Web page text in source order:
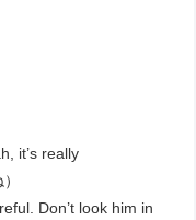
it’s really
Don’t look him in